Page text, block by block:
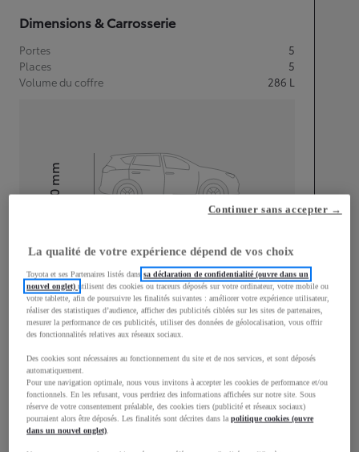
Dimensions & Carrosserie
Portes
5
Places
5
Volume du coffre
286 L
3 950 mm
1 500
mm
Largeur
1 745 mm
Consommation mixte
La qualité de votre expérience dépend de vos choix
Toyota et ses Partenaires listés danssa déclaration de confidentialité (ouvre dans un
nouvel onglet)utilisent des cookies ou traceurs déposés sur votre ordinateur, votre mobile ou
votre tablette, afin de poursuivre les finalités suivantes : améliorer votre expérience utilisateur,
réaliser des statistiques d’audience, afficher des publicités ciblées sur les sites de partenaires,
mesurer la performance de ces publicités, utiliser des données de géolocalisation, vous offrir
des fonctionnalités relatives aux réseaux sociaux.
Des cookies sont nécessaires au fonctionnement du site et de nos services, et sont déposés
automatiquement.
Pour une navigation optimale, nous vous invitons à accepter les cookies de performance et/ou
fonctionnels. En les refusant, vous perdriez des informations affichées sur notre site. Sous
réserve de votre consentement préalable, des cookies tiers (publicité et réseaux sociaux)
pourraient alors être déposés. Les finalités sont décrites dans lapolitique cookies (ouvre
dans un nouvel onglet)
Continuer sans accepter →